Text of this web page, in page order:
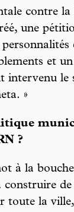
contre
une
et
intervenu le
»
?
à la
toute la